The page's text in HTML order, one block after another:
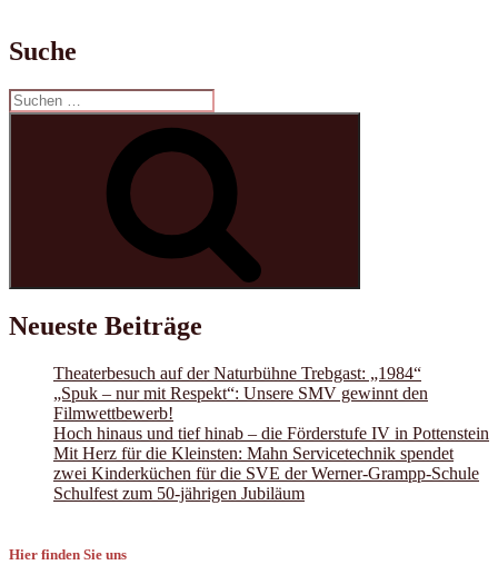
Suche
Suchen
nach:
Neueste Beiträge
Theaterbesuch auf der Naturbühne Trebgast: „1984“
„Spuk – nur mit Respekt“: Unsere SMV gewinnt den
Filmwettbewerb!
Hoch hinaus und tief hinab – die Förderstufe IV in Pottenstein
Mit Herz für die Kleinsten: Mahn Servicetechnik spendet
zwei Kinderküchen für die SVE der Werner-Grampp-Schule
Schulfest zum 50-jährigen Jubiläum
Hier finden Sie uns